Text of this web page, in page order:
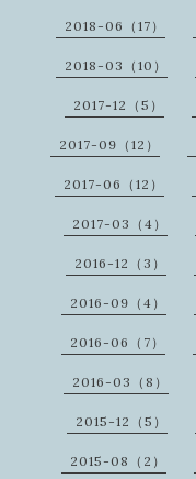
2018-06（17）
2018-03（10）
2017-12（5）
2017-09（12）
2017-06（12）
2017-03（4）
2016-12（3）
2016-09（4）
2016-06（7）
2016-03（8）
2015-12（5）
2015-08（2）